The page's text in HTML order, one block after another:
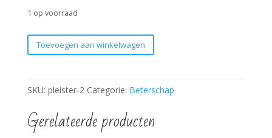
1 op voorraad
Pleister
aantal
Toevoegen aan winkelwagen
SKU: pleister-2 Categorie: Beterschap
Gerelateerde producten